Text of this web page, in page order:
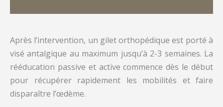
Après l’intervention, un gilet orthopédique est porté à
visé antalgique au maximum jusqu’à 2-3 semaines. La
rééducation passive et active commence dès le début
pour récupérer rapidement les mobilités et faire
disparaître l’œdème.